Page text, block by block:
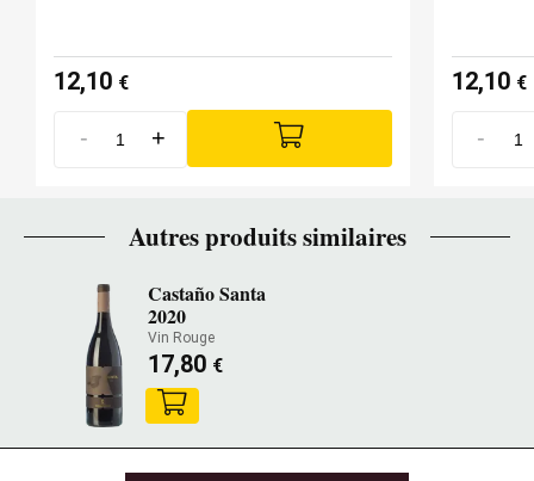
12,10 €
- +
12,10 €
-
Autres produits similaires
Castaño Santa
2020
Vin Rouge
17,80 €